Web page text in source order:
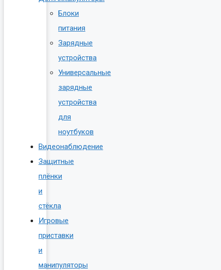
Блоки
питания
Зарядные
устройства
Универсальные
зарядные
устройства
для
ноутбуков
Видеонаблюдение
Защитные
плёнки
и
стёкла
Игровые
приставки
и
манипуляторы